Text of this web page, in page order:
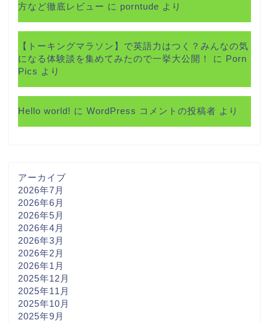
方など徹底レビュー に porntude より
【トーキングマラソン】で英語力はつく？みんなの気
になる体験談を集めてみたので一挙大公開！
に Porn
Pics より
Hello world! に WordPress コメントの投稿者 より
アーカイブ
2026年7月
2026年6月
2026年5月
2026年4月
2026年3月
2026年2月
2026年1月
2025年12月
2025年11月
2025年10月
2025年9月